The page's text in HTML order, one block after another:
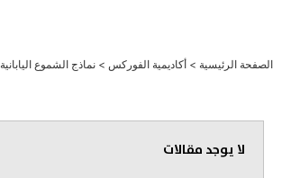
الصفحة الرئيسية > أكاديمية الفوركس > نماذج الشموع اليابانية
لا يوجد مقالات